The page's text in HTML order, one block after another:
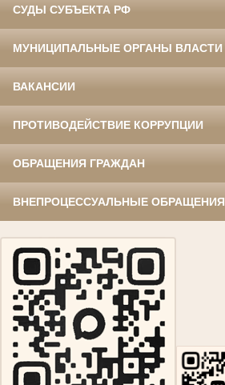
СУДЫ СУБЪЕКТА РФ
МУНИЦИПАЛЬНЫЕ ОРГАНЫ ВЛАСТИ
ВАКАНСИИ
ПРОТИВОДЕЙСТВИЕ КОРРУПЦИИ
ОБРАЩЕНИЯ ГРАЖДАН
ВНЕПРОЦЕССУАЛЬНЫЕ ОБРАЩЕНИЯ